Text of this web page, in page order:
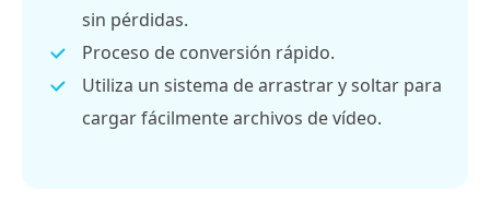
sin pérdidas.
Proceso de conversión rápido.
Utiliza un sistema de arrastrar y soltar para
cargar fácilmente archivos de vídeo.